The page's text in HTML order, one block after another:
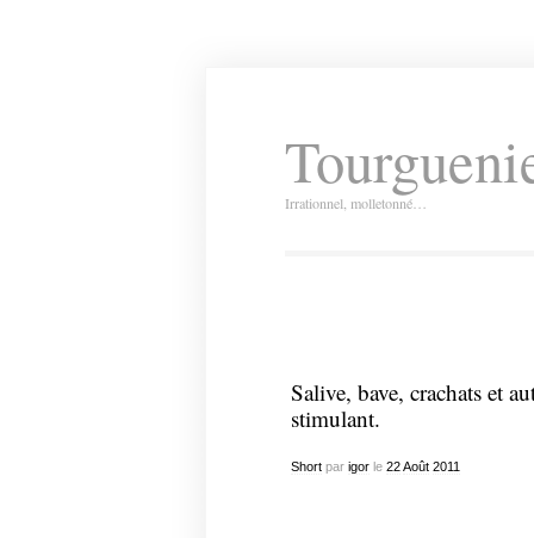
Irrationnel, molletonné…
Salive, bave, crachats et
stimulant.
Shortpar igorle 22 Août 2011